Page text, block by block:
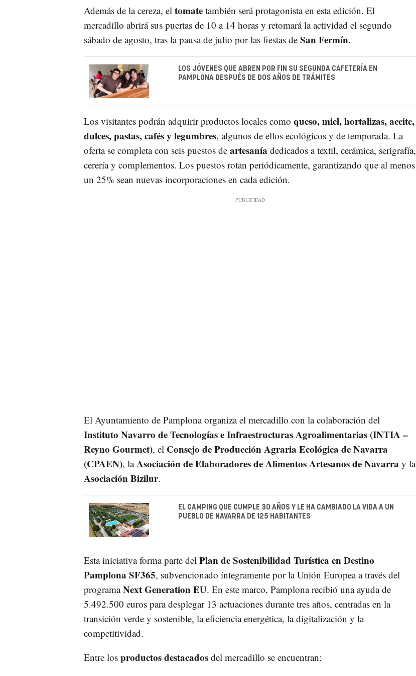
Además de la cereza, el tomatetambién será protagonista en esta edición. El
mercadillo abrirá sus puertas de 10 a 14 horas y retomará la actividad el segundo
sábado de agosto, tras la pausa de julio por las fiestas de San Fermín.
LOS JÓVENES QUE ABREN POR FIN SU SEGUNDA CAFETERÍA EN
PAMPLONA DESPUÉS DE DOS AÑOS DE TRÁMITES
Los visitantes podrán adquirir productos locales como queso, miel, hortalizas, aceite,
dulces, pastas, cafés y legumbres, algunos de ellos ecológicos y de temporada. La
oferta se completa con seis puestos de artesanía dedicados a textil, cerámica, serigrafía,
cerería y complementos. Los puestos rotan periódicamente, garantizando que al menos
un 25% sean nuevas incorporaciones en cada edición.
El Ayuntamiento de Pamplona organiza el mercadillo con la colaboración del
Instituto Navarro de Tecnologías e Infraestructuras Agroalimentarias (INTIA –
Reyno Gourmet), el Consejo de Producción Agraria Ecológica de Navarra
(CPAEN), laAsociación de Elaboradores de Alimentos Artesanos de Navarra y la
Asociación Bizilur.
EL CAMPING QUE CUMPLE 30 AÑOS Y LE HA CAMBIADO LA VIDA A UN
PUEBLO DE NAVARRA DE 125 HABITANTES
Esta iniciativa forma parte del Plan de Sostenibilidad Turística en Destino
Pamplona SF365, subvencionado íntegramente por la Unión Europea a través del
programaNext Generation EU. En este marco, Pamplona recibió una ayuda de
5.492.500 euros para desplegar 13 actuaciones durante tres años, centradas en la
transición verde y sostenible, la eficiencia energética, la digitalización y la
competitividad.
Entre los productos destacadosdel mercadillo se encuentran: